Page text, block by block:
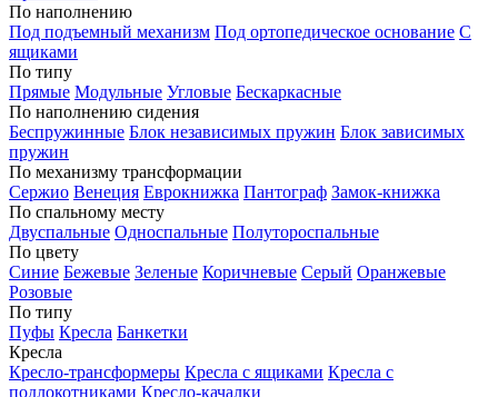
По наполнению
Под подъемный механизм Под ортопедическое основание С
ящиками
По типу
Прямые Модульные Угловые Бескаркасные
По наполнению сидения
Беспружинные Блок независимых пружин Блок зависимых
пружин
По механизму трансформации
Сержио Венеция Еврокнижка Пантограф Замок-книжка
По спальному месту
Двуспальные Односпальные Полутороспальные
По цвету
Синие Бежевые Зеленые Коричневые Серый Оранжевые
Розовые
По типу
Пуфы Кресла Банкетки
Кресла
Кресло-трансформеры Кресла с ящиками Кресла с
подлокотниками Кресло-качалки